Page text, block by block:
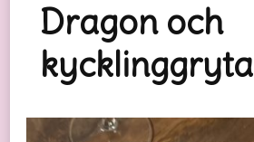
Dragon och
kycklinggryta